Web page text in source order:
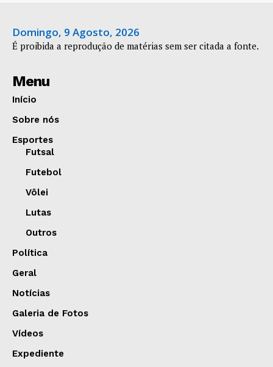
Domingo, 9 Agosto, 2026
É proibida a reprodução de matérias sem ser citada a fonte.
Menu
Início
Sobre nós
Esportes
Futsal
Futebol
Vôlei
Lutas
Outros
Política
Geral
Notícias
Galeria de Fotos
Vídeos
Expediente